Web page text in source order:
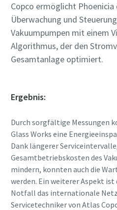
Copco ermöglicht
Überwachung und
Vakuumpumpen mit einem
Algorithmus, der den
Gesamtanlage optimiert.
Ergebnis:
Durch sorgfältige Messungen
Glass Works eine
Dank längerer
Gesamtbetriebskosten des
mindern, konnten auch die
werden. Ein weiterer Aspekt ist
Notfall das internationale
Servicetechniker von Atlas